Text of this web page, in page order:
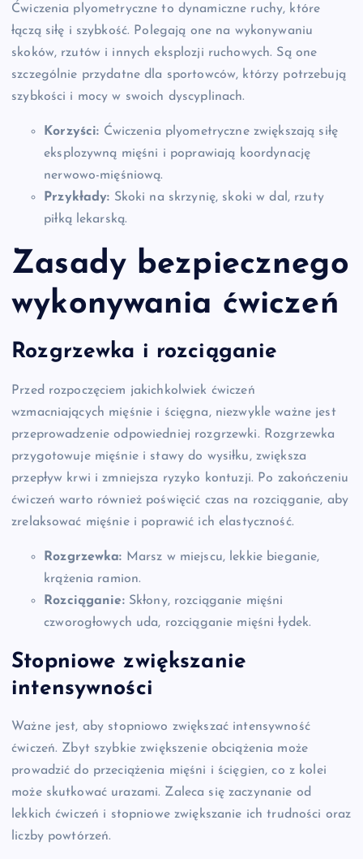
Ćwiczenia plyometryczne to dynamiczne ruchy, które
łączą siłę i szybkość. Polegają one na wykonywaniu
skoków, rzutów i innych eksplozji ruchowych. Są one
szczególnie przydatne dla sportowców, którzy potrzebują
szybkości i mocy w swoich dyscyplinach.
Korzyści: Ćwiczenia plyometryczne zwiększają siłę
eksplozywną mięśni i poprawiają koordynację
nerwowo-mięśniową.
Przykłady: Skoki na skrzynię, skoki w dal, rzuty
piłką lekarską.
Zasady bezpiecznego
wykonywania ćwiczeń
Rozgrzewka i rozciąganie
Przed rozpoczęciem jakichkolwiek ćwiczeń
wzmacniających mięśnie i ścięgna, niezwykle ważne jest
przeprowadzenie odpowiedniej rozgrzewki. Rozgrzewka
przygotowuje mięśnie i stawy do wysiłku, zwiększa
przepływ krwi i zmniejsza ryzyko kontuzji. Po zakończeniu
ćwiczeń warto również poświęcić czas na rozciąganie, aby
zrelaksować mięśnie i poprawić ich elastyczność.
Rozgrzewka: Marsz w miejscu, lekkie bieganie,
krążenia ramion.
Rozciąganie:Skłony, rozciąganie mięśni
czworogłowych uda, rozciąganie mięśni łydek.
Stopniowe zwiększanie
intensywności
Ważne jest, aby stopniowo zwiększać intensywność
ćwiczeń. Zbyt szybkie zwiększenie obciążenia może
prowadzić do przeciążenia mięśni i ścięgien, co z kolei
może skutkować urazami. Zaleca się zaczynanie od
lekkich ćwiczeń i stopniowe zwiększanie ich trudności oraz
liczby powtórzeń.